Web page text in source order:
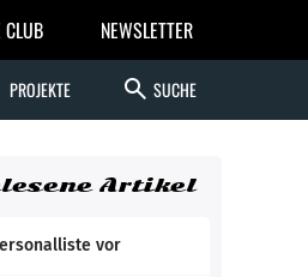
CLUB NEWSLETTER
PROJEKTE search SUCHE
Artikel
vor